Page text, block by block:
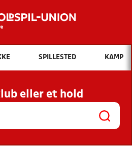
Hvad vil du søge efter?
INDHOLD OG NYHEDER
KLUBBER OG
HOLD
SPILLESTED KAMP
eller et hold